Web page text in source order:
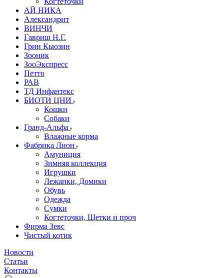
АЙ НИКА
Александрит
ВИНЧИ
Гавриш Н.Г.
Грин Кьюзин
Зооник
ЗооЭкспресс
Петто
РАВ
ТД Инфантекс
БИОТИ ЦНИ
Кошки
Собаки
Гранд-Альфа
Влажные корма
Фабрика Лион
Амуниция
Зимняя коллекция
Игрушки
Лежанки, Домики
Обувь
Одежда
Сумки
Когтеточки, Щетки и проч
Фирма Зевс
Чистый котик
Новости
Статьи
Контакты